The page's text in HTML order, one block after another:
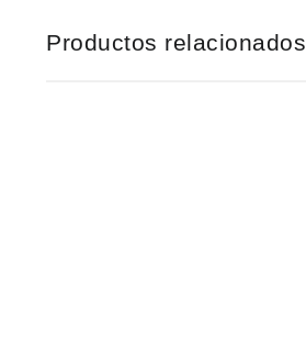
Productos relacionados